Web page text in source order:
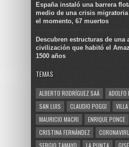
España instaló una barrera
medio de una crisis migratoria
el momento, 67 muertos
Descubren estructuras de una
civilización que habitó el
1500 años
TEMAS
ALBERTO RODRÍGUEZ SAÁ
ADOLFO
SAN LUIS
CLAUDIO POGGI
MAURICIO MACRI
ENRIQUE PONCE
CRISTINA FERNÁNDEZ
SERGIO TAMAYO
LA PUNTA